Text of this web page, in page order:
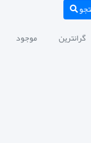
گرانترین موجود